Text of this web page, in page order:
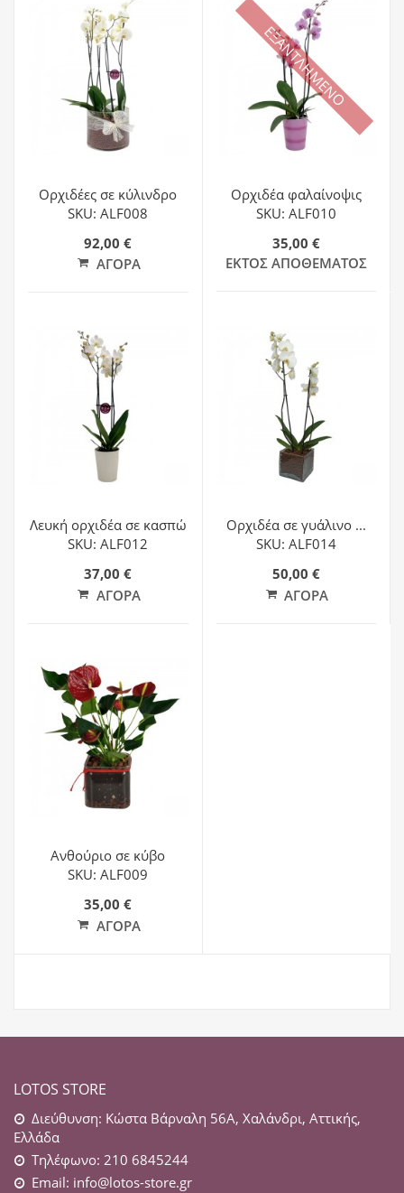
Ορχιδέες σε κύλινδρο
SKU: ALF008
92,00 €
ΑΓΟΡΆ
ΕΞΑΝΤΛΗΜΕΝΟ
Ορχιδέα φαλαίνοψις
SKU: ALF010
35,00 €
ΕΚΤΌΣ ΑΠΟΘΈΜΑΤΟΣ
Λευκή ορχιδέα σε κασπώ
SKU: ALF012
37,00 €
ΑΓΟΡΆ
Ορχιδέα σε γυάλινο ...
SKU: ALF014
50,00 €
ΑΓΟΡΆ
Ανθούριο σε κύβο
SKU: ALF009
35,00 €
ΑΓΟΡΆ
LOTOS STORE
Διεύθυνση: Κώστα Βάρναλη 56Α, Χαλάνδρι, Αττικής,
Ελλάδα
Τηλέφωνο: 210 6845244
Email: info@lotos-store.gr